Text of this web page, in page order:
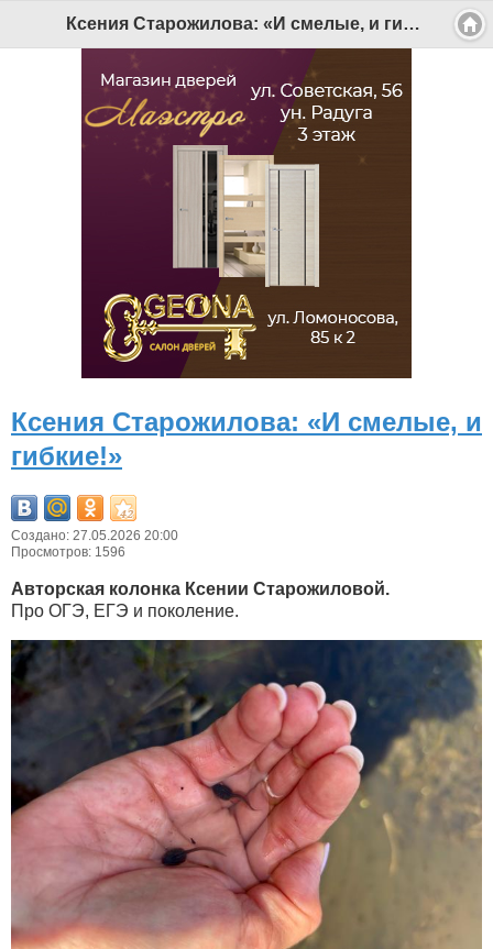
Ксения Старожилова: «И смелые, и гибкие!» - Беломорканал Северодвинск tv29.ru
Ксения Старожилова: «И смелые, и
гибкие!»
Создано: 27.05.2026 20:00
Просмотров: 1596
Авторская колонка Ксении Старожиловой.
Про ОГЭ, ЕГЭ и поколение.